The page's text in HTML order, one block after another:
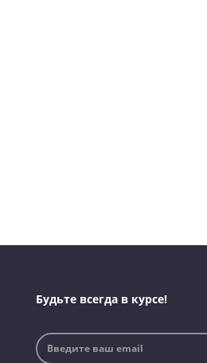
Будьте всегда в курсе!